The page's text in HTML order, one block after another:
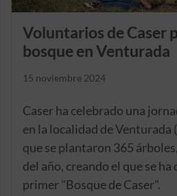
Voluntarios de Caser
bosque en Venturada
15 noviembre 2024
Caser ha celebrado una
en la localidad de
que se plantaron 365
del año, creando el que se
primer "Bosque de Caser".